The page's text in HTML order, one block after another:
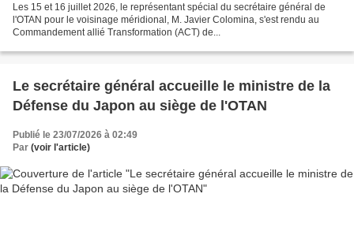
Les 15 et 16 juillet 2026, le représentant spécial du secrétaire général de
l'OTAN pour le voisinage méridional, M. Javier Colomina, s'est rendu au
Commandement allié Transformation (ACT) de...
Le secrétaire général accueille le ministre de la
Défense du Japon au siège de l'OTAN
Publié le 23/07/2026 à 02:49
Par (voir l'article)